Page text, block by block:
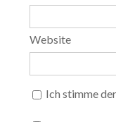
Website
Ich stimme der